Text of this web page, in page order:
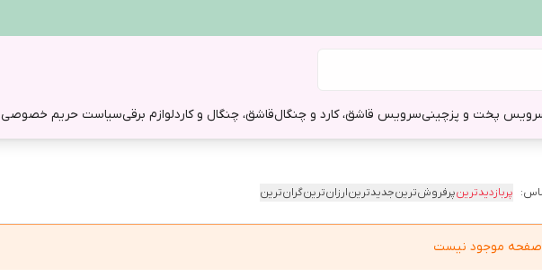
پخت و پزچینیسرویس قاشق، کارد و چنگالقاشق، چنگال و کاردلوازم برقیسیاست حریم خصوصی
پربازدیدترینپرفروش‌ترینجدیدترینارزان‌ترینگران‌ترین
صفحه موجود نیست